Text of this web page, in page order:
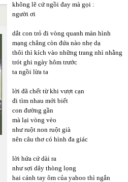
không lẽ cứ ngồi đay mà gọi :
người ơi
dắt con trỏ đi vòng quanh màn hình
mạng chẳng còn đứa nào nhẹ dạ
thôi thì kích vào những trang nhì nhằng
trót ghi ngày hôm trước
ta ngồi lừa ta
lời đã chết từ khi vượt cạn
đi tìm nhau mới biết
con đường gần
mà lại vòng vèo
như ruột non ruột già
nên câu thơ có hình đa giác
lời hứa cứ dài ra
như sợi dây thòng lọng
hai cánh tay ôm của yahoo thì ngắn